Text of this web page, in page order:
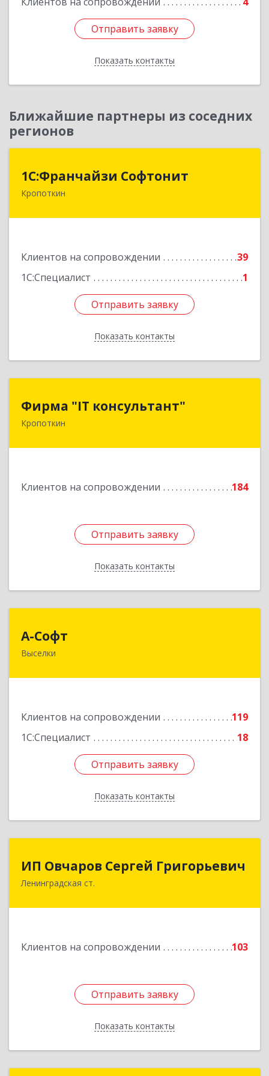
Отправить заявку
Показать контакты
Отправить заявку
Назад
Ближайшие партнеры из соседних
регионов
1С:Франчайзи Софтонит
Кропоткин
Клиентов на сопровождении
39
1С:Специалист
1
Отправить заявку
Показать контакты
1С:Франчайзи Софтонит
352380, Краснодарский край, Кавказский р-н,
Отправить заявку
Назад
Фирма "IT консультант"
Кропоткин
Клиентов на сопровождении 184
Отправить заявку
Показать контакты
352389, Краснодарский край, Кавказский р-н,
Отправить заявку
Назад
А-Софт
Выселки
Клиентов на сопровождении
119
1С:Специалист
18
Отправить заявку
Показать контакты
353100, Краснодарский край, Выселковский
Отправить заявку
Назад
ИП Овчаров Сергей Григорьевич
Ленинградская ст.
Клиентов на сопровождении 103
Отправить заявку
Показать контакты
ИП Овчаров Сергей Григорьевич
353740, Краснодарский край, Ленинградский р-
Подробнее
Отправить заявку
Назад